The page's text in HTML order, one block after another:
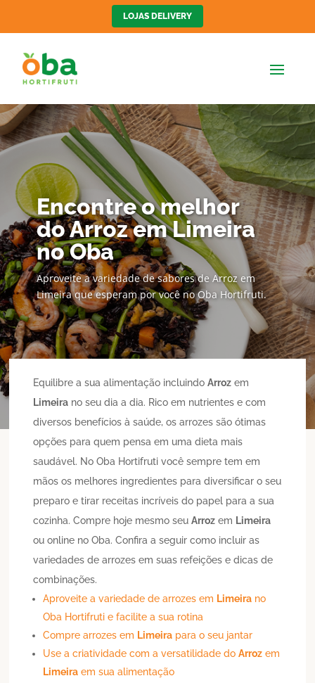
LOJAS DELIVERY
Encontre o melhor
do Arroz em Limeira
no Oba
Aproveite a variedade de sabores de Arroz em
Limeira que esperam por você no Oba Hortifruti.
Equilibre a sua alimentação incluindoArroz em
Limeira no seu dia a dia. Rico em nutrientes e com
diversos benefícios à saúde, os arrozes são ótimas
opções para quem pensa em uma dieta mais
saudável. No Oba Hortifruti você sempre tem em
mãos os melhores ingredientes para diversificar o seu
preparo e tirar receitas incríveis do papel para a sua
cozinha. Compre hoje mesmo seuArroz em Limeira
ou online no Oba. Confira a seguir como incluir as
variedades de arrozes em suas refeições e dicas de
combinações.
Aproveite a variedade de arrozes em Limeira no
Oba Hortifruti e facilite a sua rotina
Compre arrozes em Limeira para o seu jantar
Use a criatividade com a versatilidade doArroz em
Limeira em sua alimentação